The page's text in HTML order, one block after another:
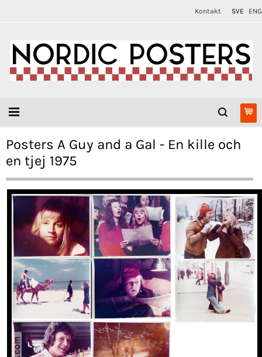
Kontakt SVE ENG
Posters A Guy and a Gal - En kille och
en tjej 1975